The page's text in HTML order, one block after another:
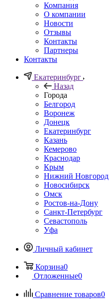
Компания
О компании
Новости
Отзывы
Контакты
Партнеры
Контакты
Екатеринбург
Назад
Города
Белгород
Воронеж
Донецк
Екатеринбург
Казань
Кемерово
Краснодар
Крым
Нижний Новгород
Новосибирск
Омск
Ростов-на-Дону
Санкт-Петербург
Севастополь
Уфа
Личный кабинет
Корзина0
Отложенные0
Сравнение товаров0